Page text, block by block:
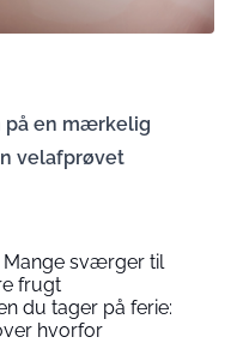
på en mærkelig
velafprøvet
Mange sværger til
frugt
du tager på ferie:
hvorfor